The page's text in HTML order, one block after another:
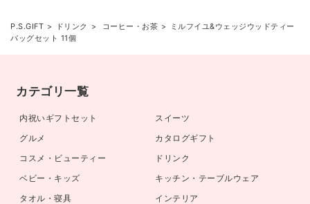
P.S.GIFT ドリンク コーヒー・お茶
ミルフイユ&ウェッジウッドティー
バッグセット 11個
カテゴリ一覧
内祝いギフトセット
スイーツ
グルメ
カタログギフト
コスメ・ビューティー
ドリンク
ベビー・キッズ
キッチン・テーブルウェア
タオル・寝具
インテリア